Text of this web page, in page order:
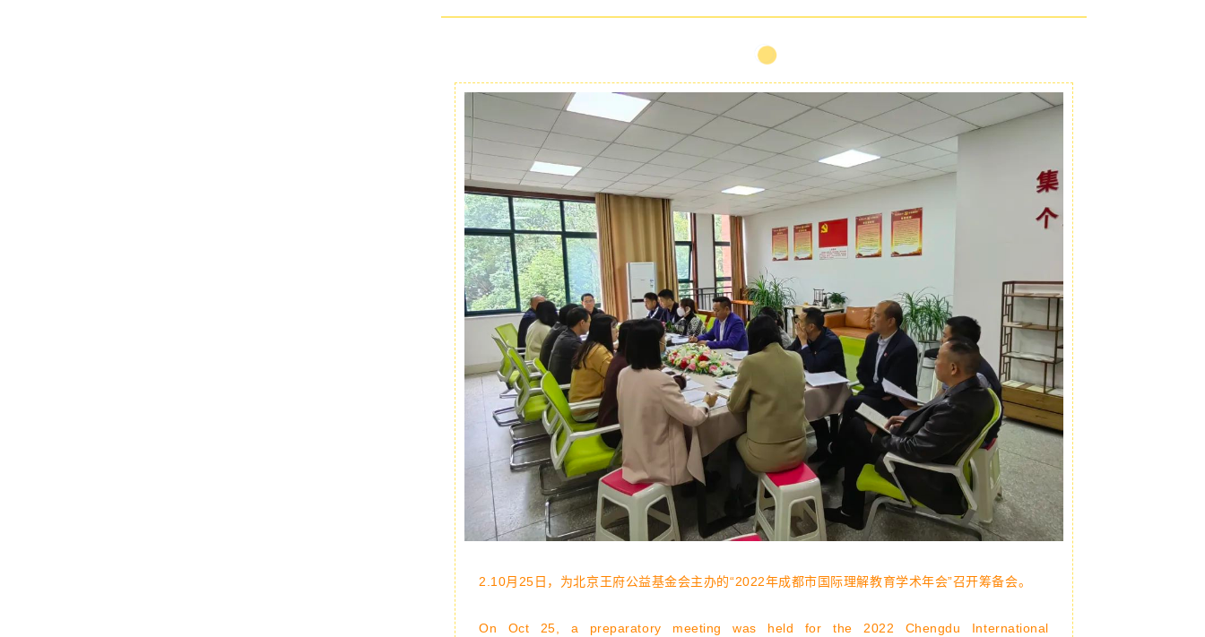
2.10月25日，为北京王府公益基金会主办的“2022年成都市国际理解教育学术年会”召开筹备会。
On Oct 25, a preparatory meeting was held for the 2022 Chengdu International